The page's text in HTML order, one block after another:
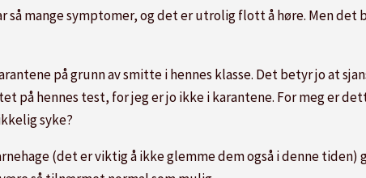
så mange symptomer, og det er utrolig flott å høre. Men
på grunn av smitte i hennes klasse. Det betyr jo at
på hennes test, for jeg er jo ikke i karantene. For meg er
syke?
(det er viktig å ikke glemme dem også i denne